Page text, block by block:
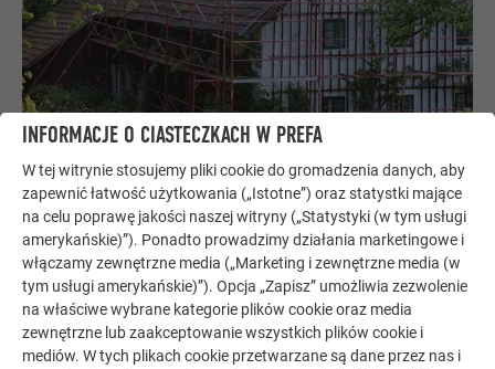
Remont dachu: Potrzebny mi nowy dach!
Dach wymaga remontu? Dach przecieka lub źle wygląda –
jest wiele powodów remontu dachu. Aby nie popełnić przy
tym błędów, znajdziesz tutaj listę kontrolną ze wskazówkami
i poradami dotyczącymi projektowania.
UWAGI DO PORAD DLA BUDUJĄCYCH
INFORMACJE O CIASTECZKACH W PREFA
W tej witrynie stosujemy pliki cookie do gromadzenia danych, aby
zapewnić łatwość użytkowania („Istotne”) oraz statystki mające
na celu poprawę jakości naszej witryny („Statystyki (w tym usługi
amerykańskie)”). Ponadto prowadzimy działania marketingowe i
włączamy zewnętrzne media („Marketing i zewnętrzne media (w
tym usługi amerykańskie)”). Opcja „Zapisz” umożliwia zezwolenie
na właściwe wybrane kategorie plików cookie oraz media
zewnętrzne lub zaakceptowanie wszystkich plików cookie i
mediów. W tych plikach cookie przetwarzane są dane przez nas i